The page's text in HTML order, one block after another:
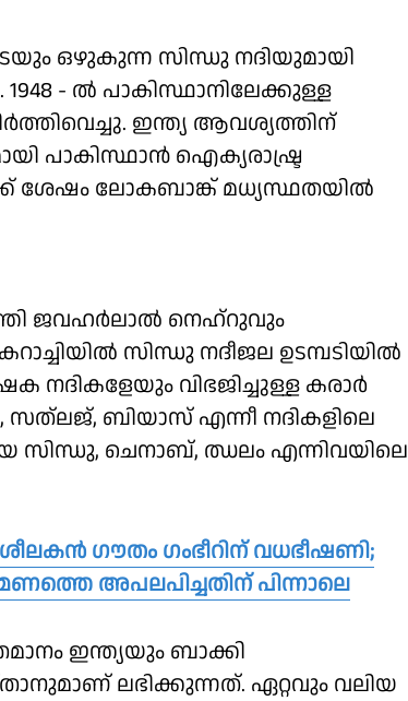
ഒഴുകുന്ന സിന്ധു നദിയുമായി
- ല്‍ പാകിസ്ഥാനിലേക്കുള്ള
ഇന്ത്യ ആവശ്യത്തിന്
പാകിസ്ഥാന്‍ ഐക്യരാഷ്ട്ര
ശേഷം ലോകബാങ്ക് മധ്യസ്ഥതയില്‍
ജവഹര്‍ലാല്‍ നെഹ്‌റുവും
സിന്ധു നദീജല ഉടമ്പടിയില്‍
നദികളേയും വിഭജിച്ചുള്ള കരാര്‍
സത്‌ലജ്, ബിയാസ് എന്നീ നദികളിലെ
സിന്ധു, ചെനാബ്, ഝലം എന്നിവയിലെ
ഗൗതം ഗംഭീറിന് വധഭീഷണി;
അപലപിച്ചതിന് പിന്നാലെ
ഇന്ത്യയും ബാക്കി
ലഭിക്കുന്നത്. ഏറ്റവും വലിയ